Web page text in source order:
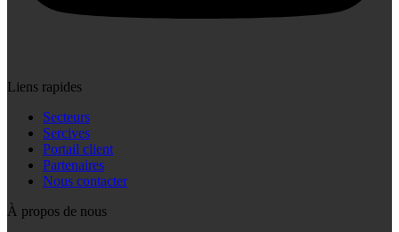
Liens rapides
Secteurs
Sercives
Portail client
Partenaires
Nous contacter
À propos de nous